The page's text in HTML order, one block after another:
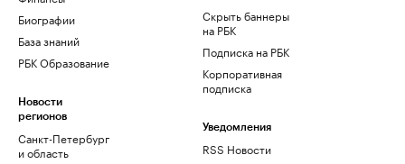
Биографии
База знаний
РБК Образование
Новости
регионов
Санкт-Петербург
и область
Скрыть баннеры
на РБК
Подписка на РБК
Корпоративная
подписка
Уведомления
RSS Новости